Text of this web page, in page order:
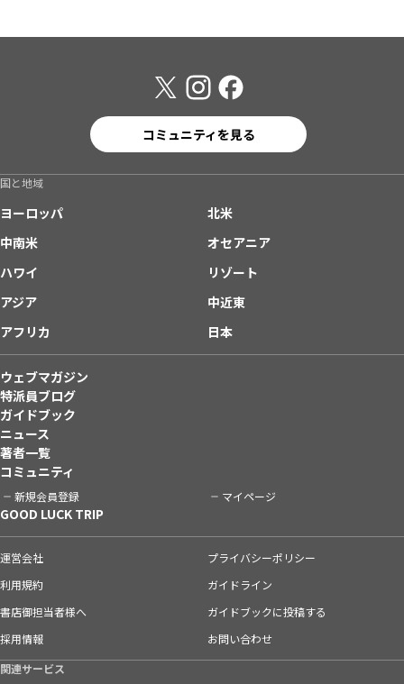
コミュニティを見る
国と地域
ヨーロッパ
北米
中南米
オセアニア
ハワイ
リゾート
アジア
中近東
アフリカ
日本
ウェブマガジン
特派員ブログ
ガイドブック
ニュース
著者一覧
コミュニティ
新規会員登録 マイページ
GOOD LUCK TRIP
運営会社
プライバシーポリシー
利用規約
ガイドライン
書店御担当者様へ
ガイドブックに投稿する
採用情報
お問い合わせ
関連サービス